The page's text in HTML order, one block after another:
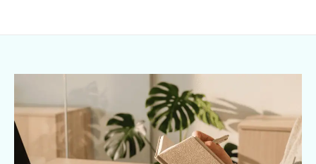
¿Por
qué
la
disciplina